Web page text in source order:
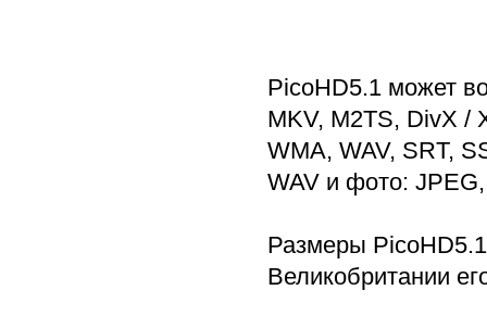
PicoHD5.1 может
MKV, M2TS, DivX /
WMA, WAV, SRT,
WAV и фото:
Размеры
Великобритании